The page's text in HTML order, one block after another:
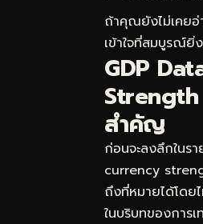
ถ้าคุณยังไม่เคยอ่
เข้าใจที่สมบูรณ์ยิ่
GDP
Strength
สำคัญ
ก่อนจะลงลึกในร
currency
ถึงที่หมายได้โดย
ในบริบทของกา